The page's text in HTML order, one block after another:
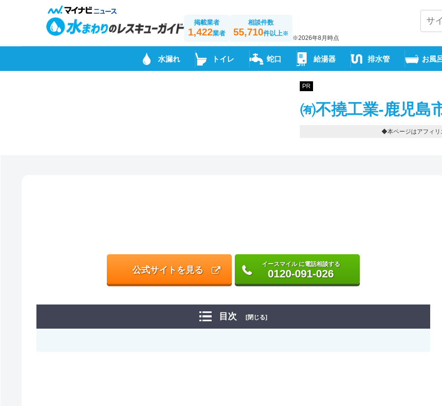
掲載業者
1,422業者
相談件数
55,710件以上※
※2026年8月時点
水漏れ トイレ 蛇口 給湯器 排水管 お風
PR
㈲不撓工業-鹿児島
◆本ページはアフィリ
公式サイトを見る
イースマイル に電話相談する
0120-091-026
目次 [閉じる]